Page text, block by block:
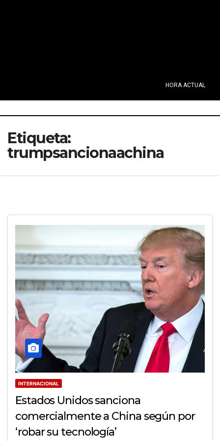
HORA ACTUAL
Etiqueta:
trumpsancionaachina
INTERNACIONAL
Estados Unidos sanciona
comercialmente a China según por
‘robar su tecnología’